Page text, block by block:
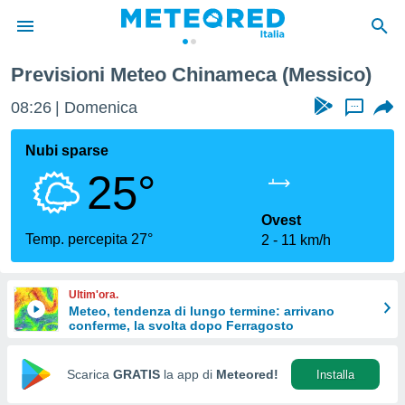
di
per
le
di
Web
Previsioni Meteo Chinameca (Messico)
08:26 Domenica ...
Nubi sparse
25°
Temp. percepita 27°
Ovest
2
11 km/h
Ultim'ora.
Meteo, tendenza di lungo termine: arrivano
conferme, la svolta dopo Ferragosto
Scarica GRATIS la app di Meteored! Installa